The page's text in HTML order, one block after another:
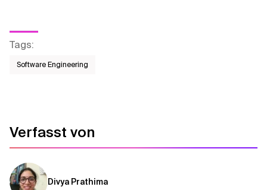
Tags:
Software Engineering
Verfasst von
Divya Prathima